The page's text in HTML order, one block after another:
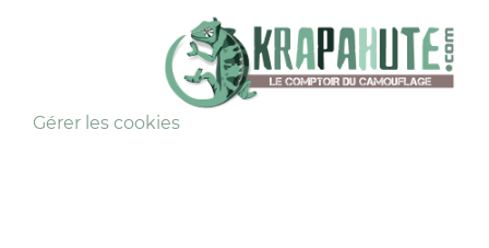
Gérer les cookies